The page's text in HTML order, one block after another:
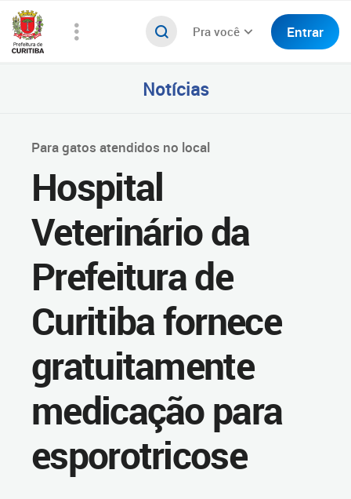
Pra você Entrar
Notícias
Para gatos atendidos no local
Hospital
Veterinário da
Prefeitura de
Curitiba fornece
gratuitamente
medicação para
esporotricose